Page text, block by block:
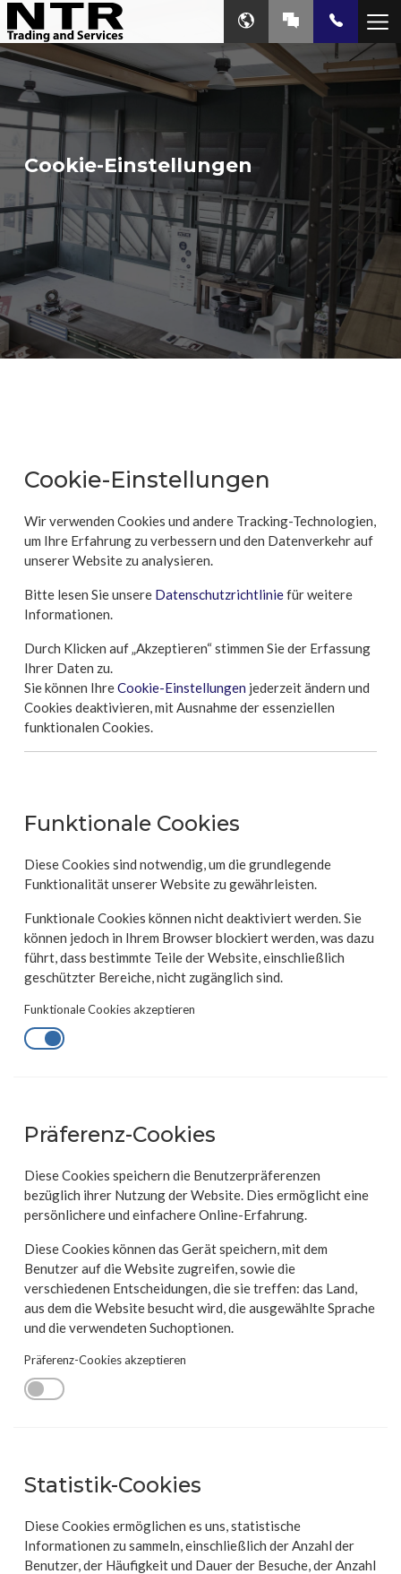
Cookie-Einstellungen
Cookie-Einstellungen
Wir verwenden Cookies und andere Tracking-Technologien,
um Ihre Erfahrung zu verbessern und den Datenverkehr auf
unserer Website zu analysieren.
Bitte lesen Sie unsere Datenschutzrichtliniefür weitere
Informationen.
Durch Klicken auf „Akzeptieren“ stimmen Sie der Erfassung
Ihrer Daten zu.
Sie können IhreCookie-Einstellungen jederzeit ändern und
Cookies deaktivieren, mit Ausnahme der essenziellen
funktionalen Cookies.
Funktionale Cookies
Diese Cookies sind notwendig, um die grundlegende
Funktionalität unserer Website zu gewährleisten.
Funktionale Cookies können nicht deaktiviert werden. Sie
können jedoch in Ihrem Browser blockiert werden, was dazu
führt, dass bestimmte Teile der Website, einschließlich
geschützter Bereiche, nicht zugänglich sind.
Funktionale Cookies akzeptieren
Präferenz-Cookies
Diese Cookies speichern die Benutzerpräferenzen
bezüglich ihrer Nutzung der Website. Dies ermöglicht eine
persönlichere und einfachere Online-Erfahrung.
Diese Cookies können das Gerät speichern, mit dem
Benutzer auf die Website zugreifen, sowie die
verschiedenen Entscheidungen, die sie treffen: das Land,
aus dem die Website besucht wird, die ausgewählte Sprache
und die verwendeten Suchoptionen.
Präferenz-Cookies akzeptieren
Statistik-Cookies
Diese Cookies ermöglichen es uns, statistische
Informationen zu sammeln, einschließlich der Anzahl der
Benutzer, der Häufigkeit und Dauer der Besuche, der Anzahl